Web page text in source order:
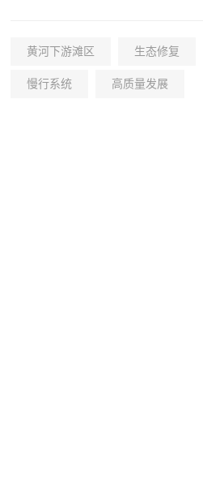
黄河下游滩区 生态修复
慢行系统 高质量发展